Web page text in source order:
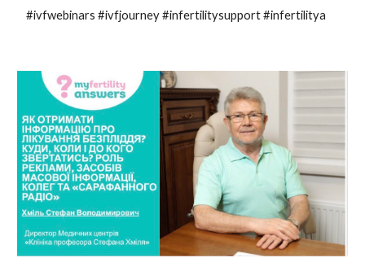
#ivfwebinars #ivfjourney #infertilitysupport #infertilitya